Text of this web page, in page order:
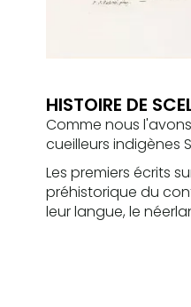
HISTOIRE DE
Comme nous
cueilleurs indigènes
Les premiers écrits
préhistorique du
leur langue, le